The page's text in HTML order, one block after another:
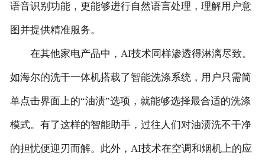
语音识别功能，更能够进行自然语言处理，理解用户意
图并提供精准服务。
在其他家电产品中，AI技术同样渗透得淋漓尽致。
如海尔的洗干一体机搭载了智能洗涤系统，用户只需简
单点击界面上的“油渍”选项，就能够选择最合适的洗涤
模式。有了这样的智能助手，过往人们对油渍洗不干净
的担忧便迎刃而解。此外，AI技术在空调和烟机上的应